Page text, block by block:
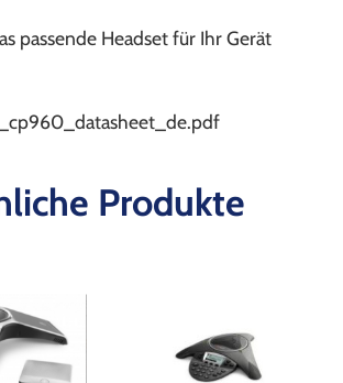
passende Headset für Ihr Gerät
Produkte